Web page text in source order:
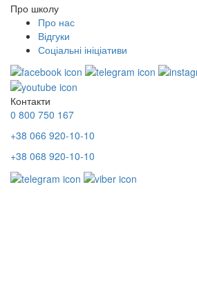
Про школу
Про нас
Відгуки
Соціальні ініціативи
Контакти
0 800 750 167
+38 066 920-10-10
+38 068 920-10-10